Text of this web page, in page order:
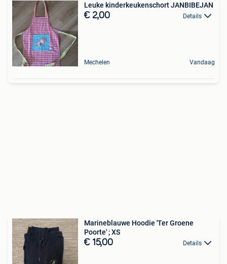
Leuke kinderkeukenschort JANBIBEJAN
€ 2,00 Details
Mechelen Vandaag
Marineblauwe Hoodie 'Ter Groene
Poorte' ; XS
€ 15,00 Details